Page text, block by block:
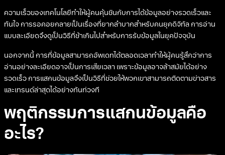
ความเร็วของเทคโนโลยีทำให้ผู้คนคุ้นชินกับการได้ข้อมูลอย่างรวดเร็วและ
ทันใจ การรอคอยกลายเป็นเรื่องที่ยากลำบากสำหรับคนยุคดิจิทัล การอ่าน
แบบละเอียดจึงดูเป็นวิธีที่ช้าเกินไปสำหรับการรับข้อมูลในยุคปัจจุบัน
นอกจากนี้ การที่ข้อมูลสามารถอัพเดทได้ตลอดเวลาทำให้ผู้คนรู้สึกว่าการ
อ่านอย่างละเอียดอาจเป็นการเสียเวลา เพราะข้อมูลอาจล้าสมัยได้อย่าง
รวดเร็ว การแสกนข้อมูลจึงเป็นวิธีที่ช่วยให้พวกเขาสามารถติดตามข่าวสาร
และเทรนด์ล่าสุดได้อย่างทันท่วงที
พฤติกรรมการแสกนข้อมูลคือ
อะไร?